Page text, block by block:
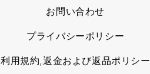
お問い合わせ
プライバシーポリシー
利用規約,返金および返品ポリシー